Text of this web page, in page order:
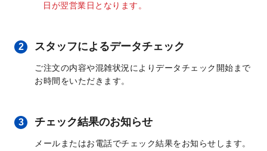
日が翌営業日となります。
2 スタッフによるデータチェック
ご注文の内容や混雑状況によりデータチェック開始まで
お時間をいただきます。
3 チェック結果のお知らせ
メールまたはお電話でチェック結果をお知らせします。